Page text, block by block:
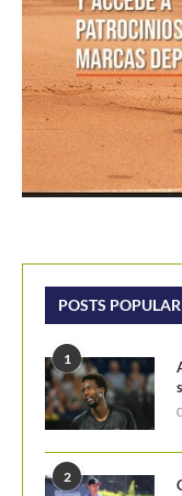
POSTS
1